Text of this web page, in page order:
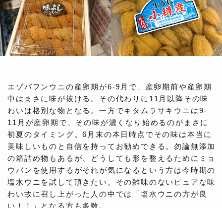
エゾバフンウニの産卵期が6-9月で、産卵期前や産卵期
中はまさに味が抜ける。その代わりに11月以降その味
わいは格別な物となる。一方でキタムラサキウニは9-
11月が産卵期で、その味が濃くなり始めるのがまさに
初夏のタイミング。6月末の本日時点でその味は本当に
美味しいものと自信を持ってお勧めできる。勿論無添加
の箱詰め物もあるが、どうしても形を整えるためにミョ
ウバンを使用するがそれが気になるという方は今時期の
塩水ウニを試して頂きたい。その雑味のないピュアな味
わい故に召し上がった人の中では「塩水ウニの方が良
い！！」となる方も多数。